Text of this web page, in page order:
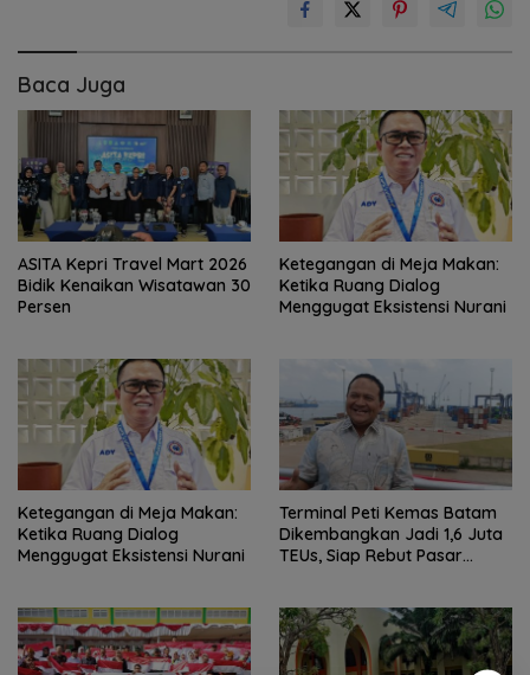
Baca Juga
ASITA Kepri Travel Mart 2026
Bidik Kenaikan Wisatawan 30
Persen
Ketegangan di Meja Makan:
Ketika Ruang Dialog
Menggugat Eksistensi Nurani
Ketegangan di Meja Makan:
Ketika Ruang Dialog
Menggugat Eksistensi Nurani
Terminal Peti Kemas Batam
Dikembangkan Jadi 1,6 Juta
TEUs, Siap Rebut Pasar